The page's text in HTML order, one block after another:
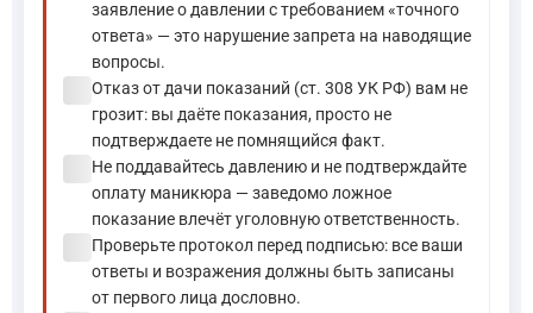
заявление о давлении с требованием «точного
ответа» — это нарушение запрета на наводящие
вопросы.
Отказ от дачи показаний (ст. 308 УК РФ) вам не
грозит: вы даёте показания, просто не
подтверждаете не помнящийся факт.
Не поддавайтесь давлению и не подтверждайте
оплату маникюра — заведомо ложное
показание влечёт уголовную ответственность.
Проверьте протокол перед подписью: все ваши
ответы и возражения должны быть записаны
от первого лица дословно.